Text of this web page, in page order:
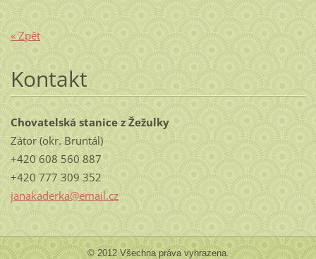
« Zpět
Kontakt
Chovatelská stanice z Žežulky
Zátor (okr. Bruntál)
+420 608 560 887
+420 777 309 352
janakaderka@email.cz
© 2012 Všechna práva vyhrazena.